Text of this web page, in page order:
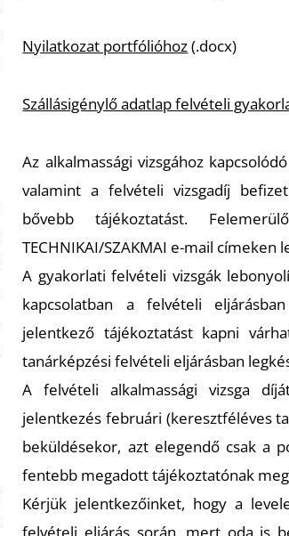
Nyilatkozat portfólióhoz(.docx)
Szállásigénylő adatlap felvételi
Az alkalmassági vizsgához
valamint a felvételi vizsgadíj
bővebb tájékoztatást.
TECHNIKAI/SZAKMAI e-mail címeken
A gyakorlati felvételi vizsgák
kapcsolatban a felvételi
jelentkező tájékoztatást kapni
tanárképzési felvételi eljárásban
A felvételi alkalmassági vizsga
jelentkezés februári (keresztféléves
beküldésekor, azt elegendő csak a
fentebb megadott tájékoztatónak
Kérjük jelentkezőinket, hogy a